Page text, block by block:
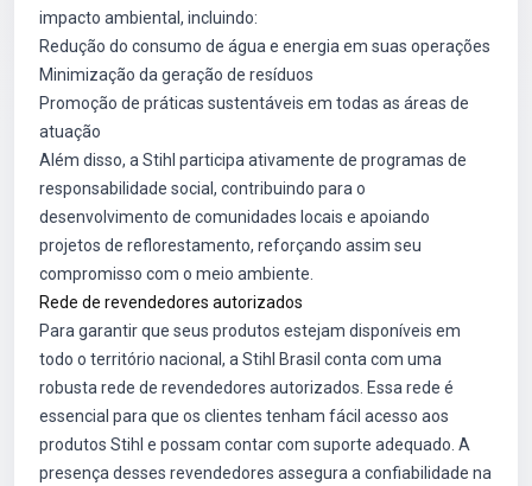
impacto ambiental, incluindo:
Redução do consumo de água e energia em suas operações
Minimização da geração de resíduos
Promoção de práticas sustentáveis em todas as áreas de
atuação
Além disso, a Stihl participa ativamente de programas de
responsabilidade social, contribuindo para o
desenvolvimento de comunidades locais e apoiando
projetos de reflorestamento, reforçando assim seu
compromisso com o meio ambiente.
Rede de revendedores autorizados
Para garantir que seus produtos estejam disponíveis em
todo o território nacional, a Stihl Brasil conta com uma
robusta rede de revendedores autorizados. Essa rede é
essencial para que os clientes tenham fácil acesso aos
produtos Stihl e possam contar com suporte adequado. A
presença desses revendedores assegura a confiabilidade na